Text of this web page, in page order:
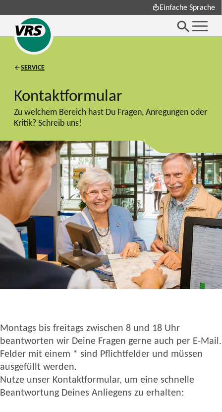
Einfache Sprache
SERVICE
Kontaktformular
Zu welchem Bereich hast Du Fragen, Anregungen oder
Kritik? Schreib uns!
Montags bis freitags zwischen 8 und 18 Uhr
beantworten wir Deine Fragen gerne auch per E-Mail.
Felder mit einem * sind Pflichtfelder und müssen
ausgefüllt werden.
Nutze unser Kontaktformular, um eine schnelle
Beantwortung Deines Anliegens zu erhalten: